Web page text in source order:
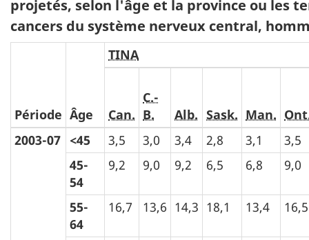
projetés, selon l'âge et la province ou les
cancers du système nerveux central,
Période Âge
TINA
Can.
C.-
B.
Alb. Sask. Man.
2003-07 <45 3,5 3,0 3,4 2,8 3,1
3,5
45-
54
9,2 9,0 9,2 6,5 6,8 9,0
55-
64
16,7 13,6 14,3 18,1 13,4 16,5